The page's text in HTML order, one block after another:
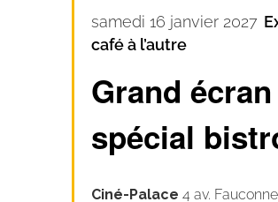
Grand écran
spécial
samedi 16 janvier 2027
café à l’autre
Ciné-Palace4 av.